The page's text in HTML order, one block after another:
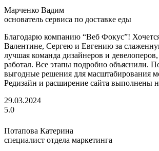
Марченко Вадим
основатель сервиса по доставке еды
Благодарю компанию “Веб Фокус”! Хочется
Валентине, Сергею и Евгению за
лучшая команда дизайнеров и
работал. Все этапы подробно объяснили.
выгодные решения для масштабирования
Редизайн и расширение сайта выполнены
29.03.2024
5.0
Потапова Катерина
специалист отдела маркетинга